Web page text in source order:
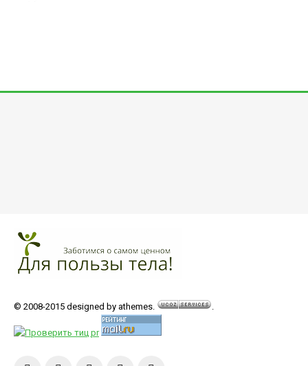
© 2008-2015 designed by athemes. .